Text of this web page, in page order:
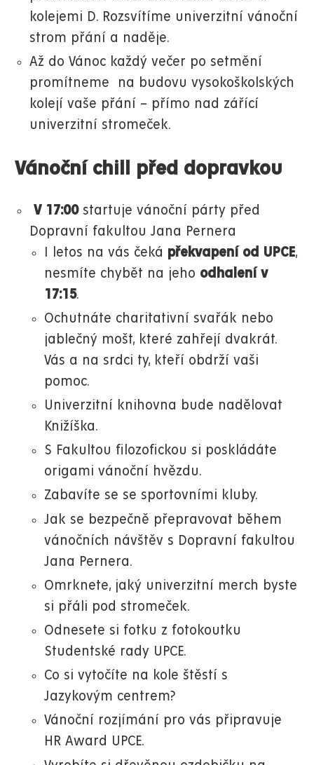
kolejemi D. Rozsvítíme univerzitní vánoční
strom přání a naděje.
Až do Vánoc každý večer po setmění
promítneme na budovu vysokoškolských
kolejí vaše přání – přímo nad zářící
univerzitní stromeček.
Vánoční chill před dopravkou
V 17:00startuje vánoční párty před
Dopravní fakultou Jana Pernera
I letos na vás čeká překvapení od UPCE,
nesmíte chybět na jeho odhalení v
17:15.
Ochutnáte charitativní svařák nebo
jablečný mošt, které zahřejí dvakrát.
Vás a na srdci ty, kteří obdrží vaši
pomoc.
Univerzitní knihovna bude nadělovat
Knižíška.
S Fakultou filozofickou si poskládáte
origami vánoční hvězdu.
Zabavíte se se sportovními kluby.
Jak se bezpečně přepravovat během
vánočních návštěv s Dopravní fakultou
Jana Pernera.
Omrknete, jaký univerzitní merch byste
si přáli pod stromeček.
Odnesete si fotku z fotokoutku
Studentské rady UPCE.
Co si vytočíte na kole štěstí s
Jazykovým centrem?
Vánoční rozjímání pro vás připravuje
HR Award UPCE.